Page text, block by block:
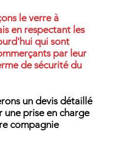
le verre à
en respectant les
qui sont
par leur
de sécurité du
un devis détaillé
une prise en charge
compagnie